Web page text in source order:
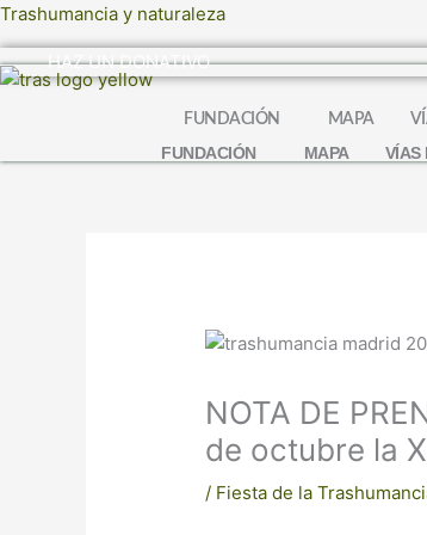
Ir
al
contenido
Trashumancia y naturaleza
HAZ UN DONATIVO
FUNDACIÓN MAPA
FUNDACIÓN MAPA VÍAS
NOTA DE
de octubre la
/ Fiesta de la